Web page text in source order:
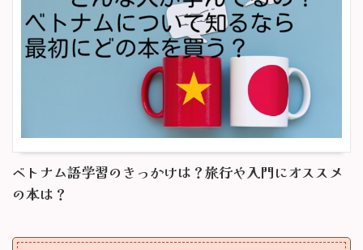
ベトナム語学習のきっかけは？旅行や入門にオススメ
の本は？